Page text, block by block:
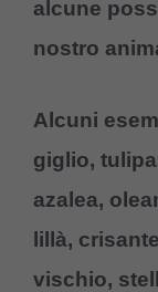
alcune
nostro
Alcuni
giglio,
azalea,
lillà,
vischio,